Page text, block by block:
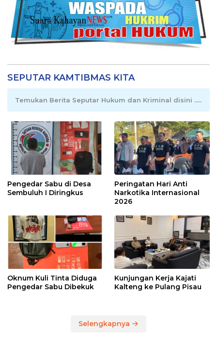
SEPUTAR KAMTIBMAS KITA
Temukan Berita Seputar Hukum dan Kriminal disini .....
Pengedar Sabu di Desa
Sembuluh I Diringkus
Peringatan Hari Anti
Narkotika Internasional
2026
Oknum Kuli Tinta Diduga
Pengedar Sabu Dibekuk
Kunjungan Kerja Kajati
Kalteng ke Pulang Pisau
Selengkapnya